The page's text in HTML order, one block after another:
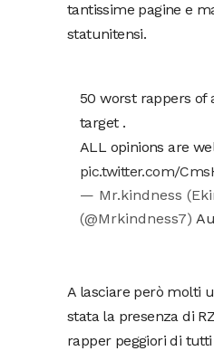
tantissime pagine e
statunitensi.
50 worst rappers of
target .
ALL opinions are
pic.twitter.com/
— Mr.kindness
(@Mrkindness7)
A lasciare però molti
stata la presenza di
rapper peggiori di